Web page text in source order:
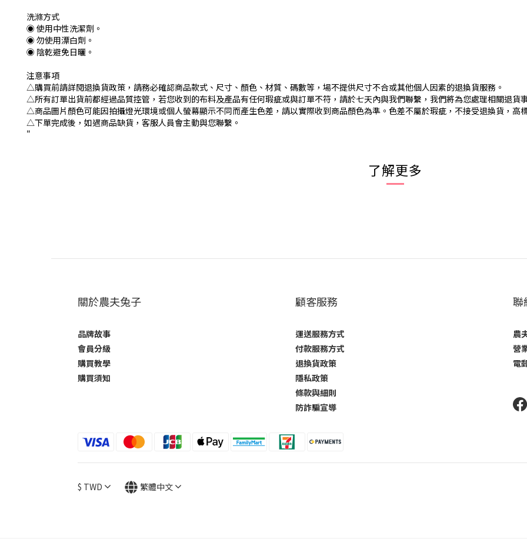
洗滌方式
◉ 使用中性洗潔劑。
◉ 勿使用漂白劑。
◉ 陰乾避免日曬。
注意事項
△購買前請詳閱退換貨政策，請務必確認商品款式、尺寸、顏色、材質、碼數等，場不提供尺寸不合或其他個人因素的退換貨服務。
△所有訂單出貨前都經過品質控管，若您收到的布料及產品有任何瑕疵或與訂單不符，請於七天內與我們聯繫，我們將為您處理相關退貨
△商品圖片顏色可能因拍攝燈光環境或個人螢幕顯示不同而產生色差，請以實際收到商品顏色為準。色差不屬於瑕疵，不接受退換貨，高
△下單完成後，如遇商品缺貨，客服人員會主動與您聯繫。
"
了解更多
關於農夫兔子
品牌故事
會員分級
購買教學
購買須知
顧客服務
運送服務方式
付款服務方式
退換貨政策
隱私政策
條款與細則
防詐騙宣導
聯
農
營
電
$ TWD 繁體中文